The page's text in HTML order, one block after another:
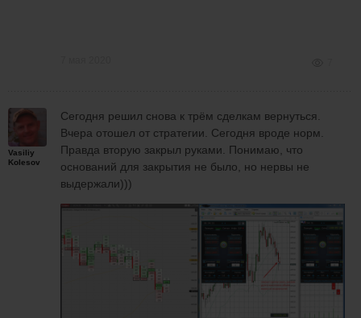
Vasiliy
Kolesov
Сегодня решил снова к трём сделкам вернуться.
Вчера отошел от стратегии. Сегодня вроде норм.
Правда вторую закрыл руками. Понимаю, что
оснований для закрытия не было, но нервы не
выдержали)))